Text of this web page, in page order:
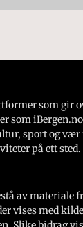
som gir
som
sport og vær
på ett sted.
av materiale
vises med